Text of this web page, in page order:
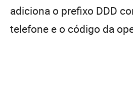
adiciona o prefixo DDD
telefone e o código da